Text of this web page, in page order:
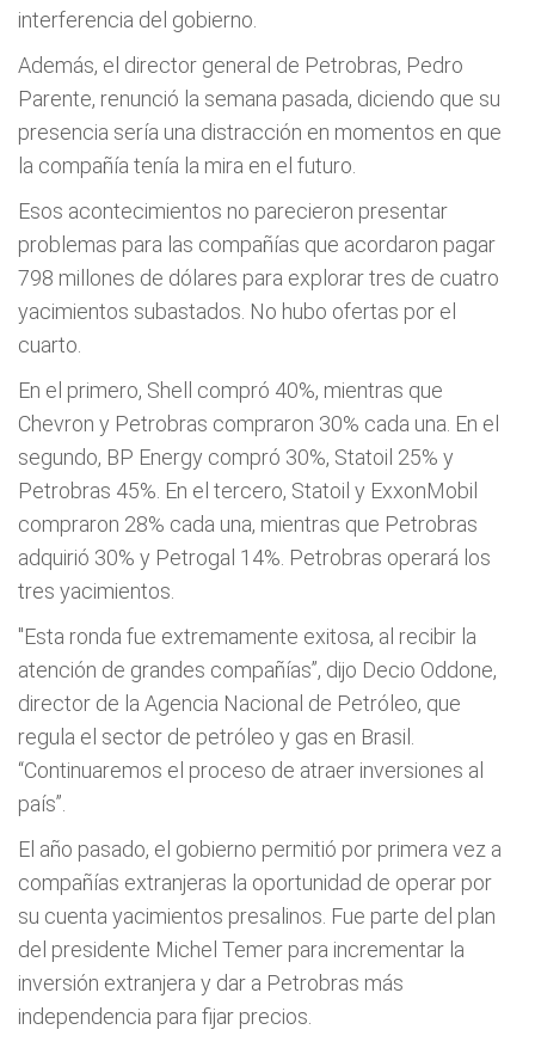
interferencia del gobierno.
Además, el director general de Petrobras, Pedro
Parente, renunció la semana pasada, diciendo que su
presencia sería una distracción en momentos en que
la compañía tenía la mira en el futuro.
Esos acontecimientos no parecieron presentar
problemas para las compañías que acordaron pagar
798 millones de dólares para explorar tres de cuatro
yacimientos subastados. No hubo ofertas por el
cuarto.
En el primero, Shell compró 40%, mientras que
Chevron y Petrobras compraron 30% cada una. En el
segundo, BP Energy compró 30%, Statoil 25% y
Petrobras 45%. En el tercero, Statoil y ExxonMobil
compraron 28% cada una, mientras que Petrobras
adquirió 30% y Petrogal 14%. Petrobras operará los
tres yacimientos.
"Esta ronda fue extremamente exitosa, al recibir la
atención de grandes compañías”, dijo Decio Oddone,
director de la Agencia Nacional de Petróleo, que
regula el sector de petróleo y gas en Brasil.
“Continuaremos el proceso de atraer inversiones al
país”.
El año pasado, el gobierno permitió por primera vez a
compañías extranjeras la oportunidad de operar por
su cuenta yacimientos presalinos. Fue parte del plan
del presidente Michel Temer para incrementar la
inversión extranjera y dar a Petrobras más
independencia para fijar precios.